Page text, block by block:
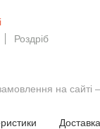
Роздріб
на сайті
Доставка